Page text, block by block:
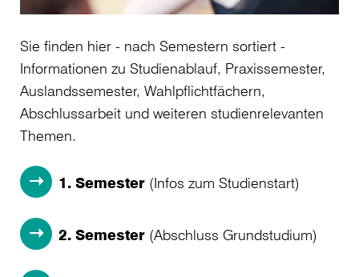
Sie finden hier - nach Semestern sortiert -
Informationen zu Studienablauf, Praxissemester,
Auslandssemester, Wahlpflichtfächern,
Abschlussarbeit und weiteren studienrelevanten
Themen.
1. Semester (Infos zum Studienstart)
2. Semester (Abschluss Grundstudium)